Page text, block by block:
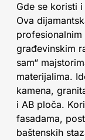
Gde se koristi
Ova
građevinskim
sam“
materijalima.
kamena,
i AB ploča.
fasadama,
baštenskih